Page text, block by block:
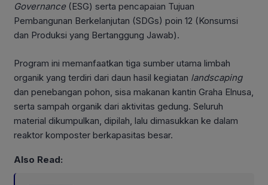
Governance(ESG) serta pencapaian Tujuan
Pembangunan Berkelanjutan (SDGs) poin 12 (Konsumsi
dan Produksi yang Bertanggung Jawab).
Program ini memanfaatkan tiga sumber utama limbah
organik yang terdiri dari daun hasil kegiatan landscaping
dan penebangan pohon, sisa makanan kantin Graha Elnusa,
serta sampah organik dari aktivitas gedung. Seluruh
material dikumpulkan, dipilah, lalu dimasukkan ke dalam
reaktor komposter berkapasitas besar.
Also Read: